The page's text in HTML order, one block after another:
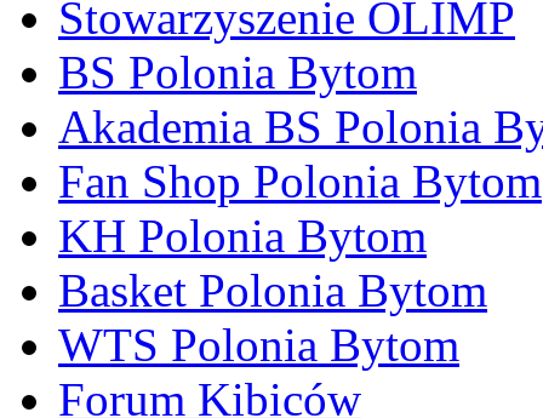
Stowarzyszenie OLIMP
BS Polonia Bytom
Akademia BS Polonia
Fan Shop Polonia Bytom
KH Polonia Bytom
Basket Polonia Bytom
WTS Polonia Bytom
Forum Kibiców